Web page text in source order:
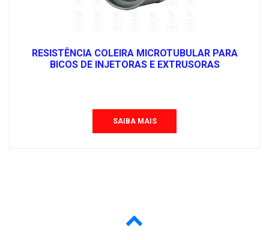
RESISTÊNCIA COLEIRA MICROTUBULAR PARA
BICOS DE INJETORAS E EXTRUSORAS
SAIBA MAIS